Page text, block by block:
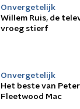
Onvergetelijk
Willem Ruis, de
vroeg stierf
Onvergetelijk
Het beste van
Fleetwood Mac